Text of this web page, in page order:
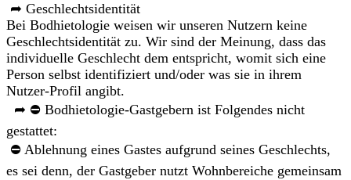
➦ Geschlechtsidentität
Bei Bodhietologie weisen wir unseren Nutzern keine
Geschlechtsidentität zu. Wir sind der Meinung, dass das
individuelle Geschlecht dem entspricht, womit sich eine
Person selbst identifiziert und/oder was sie in ihrem
Nutzer-Profil angibt.
➦ ⛔ Bodhietologie-Gastgebern ist Folgendes nicht
gestattet:
⛔ Ablehnung eines Gastes aufgrund seines Geschlechts,
es sei denn, der Gastgeber nutzt Wohnbereiche gemeinsam